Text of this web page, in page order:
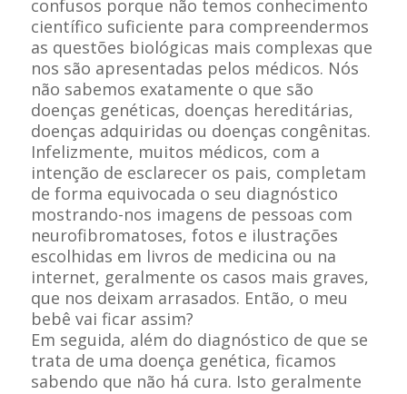
confusos porque não temos conhecimento
científico suficiente para compreendermos
as questões biológicas mais complexas que
nos são apresentadas pelos médicos. Nós
não sabemos exatamente o que são
doenças genéticas, doenças hereditárias,
doenças adquiridas ou doenças congênitas.
Infelizmente, muitos médicos, com a
intenção de esclarecer os pais, completam
de forma equivocada o seu diagnóstico
mostrando-nos imagens de pessoas com
neurofibromatoses, fotos e ilustrações
escolhidas em livros de medicina ou na
internet, geralmente os casos mais graves,
que nos deixam arrasados. Então, o meu
bebê vai ficar assim?
Em seguida, além do diagnóstico de que se
trata de uma doença genética, ficamos
sabendo que não há cura. Isto geralmente